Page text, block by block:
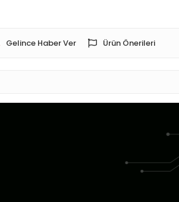
Gelince Haber Ver Ürün Önerileri